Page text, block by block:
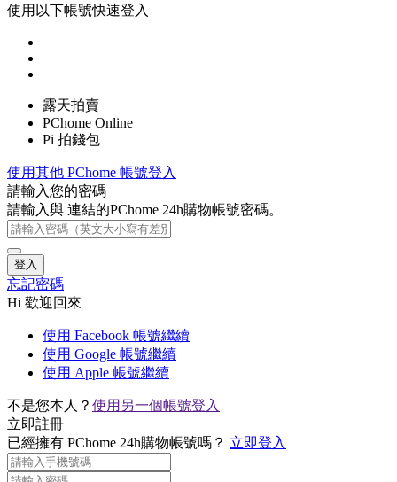
使用以下帳號快速登入
露天拍賣
PChome Online
Pi 拍錢包
使用其他 PChome 帳號登入
請輸入您的密碼
請輸入與 連結的PChome 24h購物帳號密碼。
登入
忘記密碼
Hi 歡迎回來
使用 Facebook 帳號繼續
使用 Google 帳號繼續
使用 Apple 帳號繼續
不是您本人？ 使用另一個帳號登入
立即註冊
已經擁有 PChome 24h購物帳號嗎？ 立即登入